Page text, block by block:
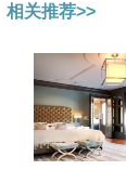
相关推荐>>